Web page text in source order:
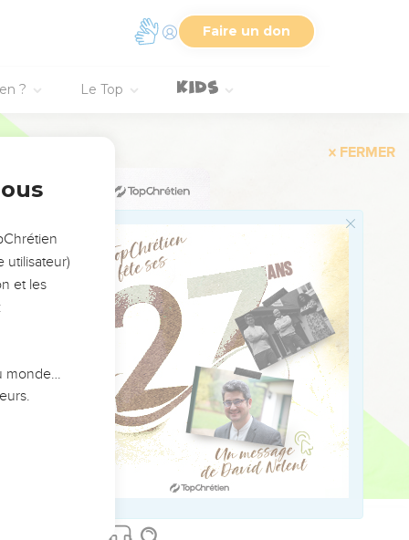
Faire un don
? Le Top
10 הָ֥בָה
וַיְמָרְר֨וּ
16
18
20
21
22
Bible Software - sblgnt.com
utilisateur)
et les
monde…